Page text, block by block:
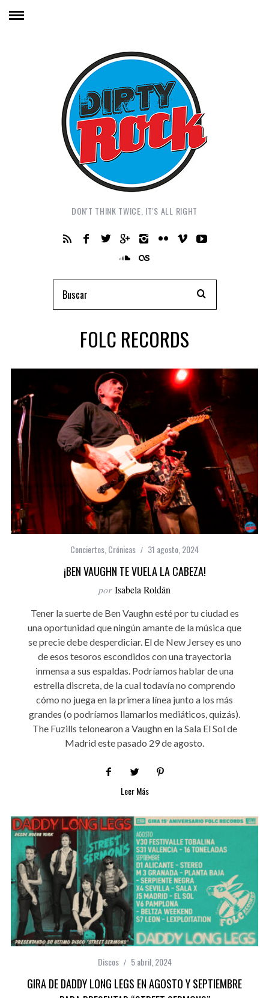
DON'T THINK TWICE, IT'S ALL RIGHT
FOLC RECORDS
Conciertos Crónicas 31 agosto, 2024
¡BEN VAUGHN TE VUELA LA CABEZA!
por Isabela Roldán
Tener la suerte de Ben Vaughn esté por tu ciudad es
una oportunidad que ningún amante de la música que
se precie debe desperdiciar. El de New Jersey es uno
de esos tesoros escondidos con una trayectoria
inmensa a sus espaldas. Podríamos hablar de una
estrella discreta, de la cual todavía no comprendo
cómo no juega en la primera línea junto a los más
grandes (o podríamos llamarlos mediáticos, quizás).
The Fuzills telonearon a Vaughn en la Sala El Sol de
Madrid este pasado 29 de agosto.
Leer Más
Discos 5 abril, 2024
GIRA DE DADDY LONG LEGS EN AGOSTO Y SEPTIEMBRE